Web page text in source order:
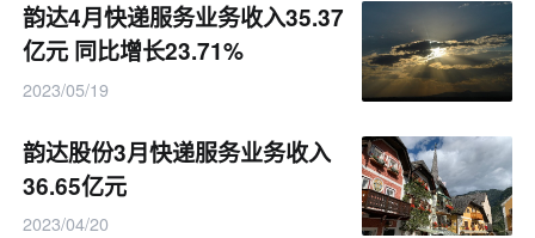
韵达4月快递服务业务收入35.37
亿元 同比增长23.71%
2023/05/19
韵达股份3月快递服务业务收入
36.65亿元
2023/04/20